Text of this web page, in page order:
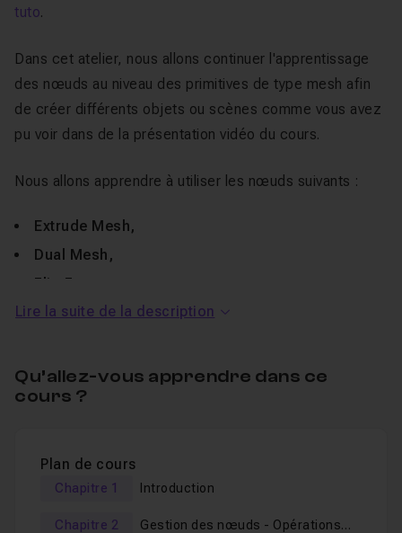
tuto.
Dans cet atelier, nous allons continuer l'apprentissage
des nœuds au niveau des primitives de type mesh afin
de créer différents objets ou scènes comme vous avez
pu voir dans de la présentation vidéo du cours.
Nous allons apprendre à utiliser les nœuds suivants :
Extrude Mesh,
Dual Mesh,
Flip Faces,
Mesh Boolean,
Math, Combine XYZ, index,Bool Math
et d'autres encore afin de rendre notre scène finale
Pour ceux et celles qui me connaissent, à chaque fois,
je fais en sorte d
'expliquer le nœud dans son
intégralité avec un exemple plus complexe à la fin
Lire la suite de la description
Qu’allez-vous apprendre dans ce
cours ?
Plan de cours
Chapitre 1 Introduction
Chapitre 2
Gestion des nœuds - Opérations